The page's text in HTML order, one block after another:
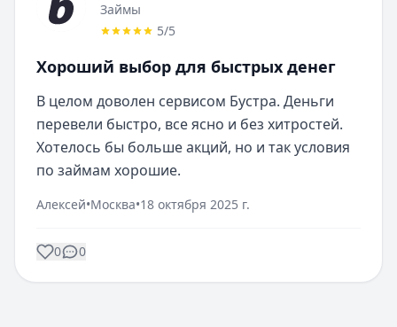
Займы
5/5
Хороший выбор для быстрых денег
В целом доволен сервисом Бустра. Деньги
перевели быстро, все ясно и без хитростей.
Хотелось бы больше акций, но и так условия
по займам хорошие.
Алексей•Москва•18 октября 2025 г.
0 0